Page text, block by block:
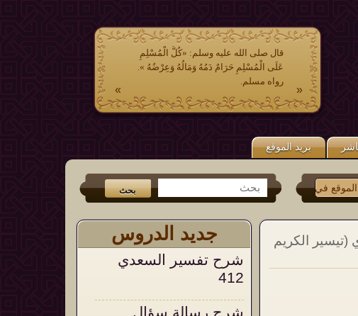
قال صلى الله عليه وسلم: «كُلُّ الْمُسْلِمِ
عَلَى الْمُسْلِمِ حَرَامٌ دَمُهُ وَمَالُهُ وَعِرْضُهُ ».
رواه مسلم.
«
»
بريد الموقع
عشر وصايا وتوجيهات في الشدائد في تويتروالفيس بوك
جديد الدروس
شرح تفسير السعدي
412
شرح رسالة سؤال
الكريم